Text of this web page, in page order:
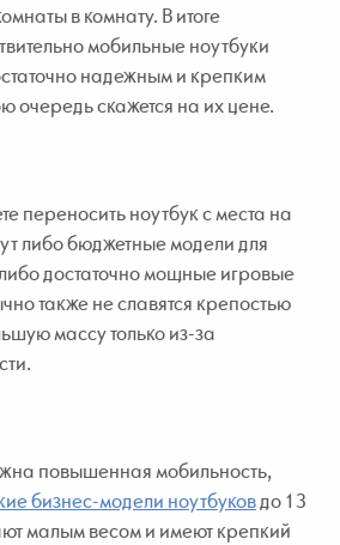
в комнату. В итоге
мобильные ноутбуки
надежным и крепким
очередь скажется на их цене.
переносить ноутбук с места на
либо бюджетные модели для
достаточно мощные игровые
также не славятся крепостью
массу только из-за
повышенная мобильность,
бизнес-модели ноутбуковдо 13
малым весом и имеют крепкий